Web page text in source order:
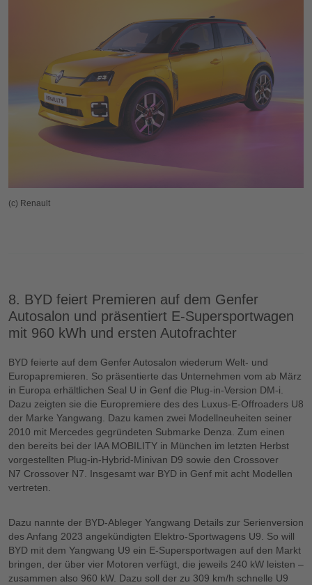
(c) Renault
8. BYD feiert Premieren auf dem Genfer
Autosalon und präsentiert E-Supersportwagen
mit 960 kWh und ersten Autofrachter
BYD feierte auf dem Genfer Autosalon wiederum Welt- und
Europapremieren. So präsentierte das Unternehmen vom ab März
in Europa erhältlichen Seal U in Genf die Plug-in-Version DM-i.
Dazu zeigten sie die Europremiere des des Luxus-E-Offroaders U8
der Marke Yangwang. Dazu kamen zwei Modellneuheiten seiner
2010 mit Mercedes gegründeten Submarke Denza. Zum einen
den bereits bei der IAA MOBILITY in München im letzten Herbst
vorgestellten Plug-in-Hybrid-Minivan D9 sowie den Crossover
N7 Crossover N7. Insgesamt war BYD in Genf mit acht Modellen
vertreten.
Dazu nannte der BYD-Ableger Yangwang Details zur Serienversion
des Anfang 2023 angekündigten Elektro-Sportwagens U9. So will
BYD mit dem Yangwang U9 ein E-Supersportwagen auf den Markt
bringen, der über vier Motoren verfügt, die jeweils 240 kW leisten –
zusammen also 960 kW. Dazu soll der zu 309 km/h schnelle U9